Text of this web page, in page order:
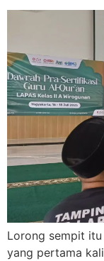
Lorong sempit
yang pertama